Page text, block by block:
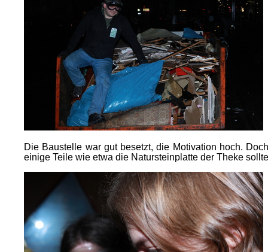
Die Baustelle war gut besetzt, die Motivation hoch.
einige Teile wie etwa die Natursteinplatte der Theke